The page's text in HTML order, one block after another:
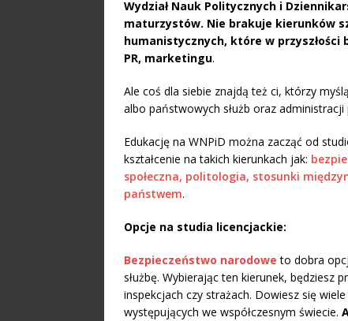
Wydział Nauk Politycznych i
maturzystów. Nie brakuje kierunków
humanistycznych, które w przyszłości
PR, marketingu.
Ale coś dla siebie znajdą też ci, którzy
albo państwowych służb oraz
Edukację na WNPiD można zacząć od
kształcenie na takich kierunkach jak:
społeczna, politologia, stosunki
państwem.
Opcje na studia licencjackie:
Bezpieczeństwo narodowe to dobra
służbę. Wybierając ten kierunek, będziesz
inspekcjach czy strażach. Dowiesz się
występujących we współczesnym świecie.